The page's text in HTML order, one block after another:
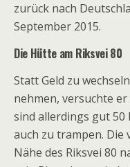
zurück nach
September 2015.
Die Hütte am Riksvei 80
Statt Geld zu
nehmen, versuchte
sind allerdings gut
auch zu trampen.
Nähe des Riksvei 80